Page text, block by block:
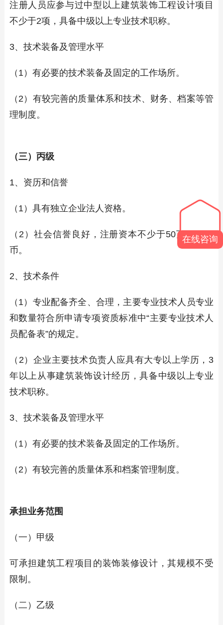
注册人员应参与过中型以上建筑装饰工程设计项目
不少于2项，具备中级以上专业技术职称。
3、技术装备及管理水平
（1）有必要的技术装备及固定的工作场所。
（2）有较完善的质量体系和技术、财务、档案等管
理制度。
（三）丙级
1、资历和信誉
（1）具有独立企业法人资格。
（2）社会信誉良好，注册资本不少于50万元人民
币。
2、技术条件
（1）专业配备齐全、合理，主要专业技术人员专业
和数量符合所申请专项资质标准中“主要专业技术人
员配备表”的规定。
（2）企业主要技术负责人应具有大专以上学历，3
年以上从事建筑装饰设计经历，具备中级以上专业
技术职称。
3、技术装备及管理水平
（1）有必要的技术装备及固定的工作场所。
（2）有较完善的质量体系和档案管理制度。
承担业务范围
（一）甲级
可承担建筑工程项目的装饰装修设计，其规模不受
限制。
（二）乙级
在线咨询